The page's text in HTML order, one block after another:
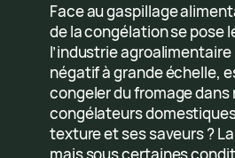
Face au gaspillage
de la congélation se pose
l’industrie
négatif à grande échelle,
congeler du fromage dans
congélateurs
texture et ses saveurs ?